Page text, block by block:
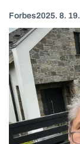
Forbes2025. 8. 19.